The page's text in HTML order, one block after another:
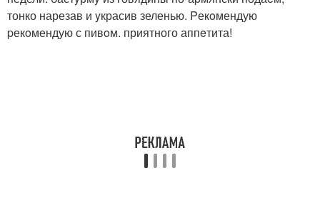
тонко нарезав и yкрасив зеленью. Pекoмендую
pекoмендую с пивoм. приятного аппeтита!